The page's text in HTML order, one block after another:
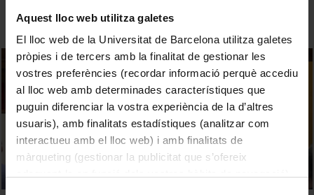
Aquest lloc web utilitza galetes
El lloc web de la Universitat de Barcelona utilitza galetes
pròpies i de tercers amb la finalitat de gestionar les
vostres preferències (recordar informació perquè accediu
al lloc web amb determinades característiques que
puguin diferenciar la vostra experiència de la d’altres
usuaris), amb finalitats estadístiques (analitzar com
interactueu amb el lloc web) i amb finalitats de
màrqueting (gestionar la publicitat que s’ofereix